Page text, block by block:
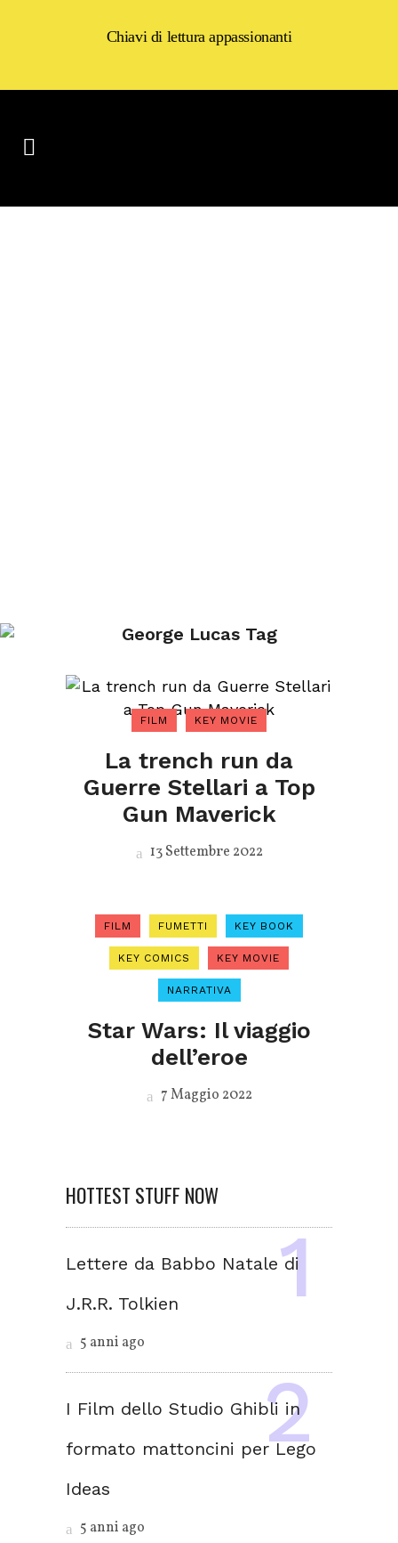
Chiavi di lettura appassionanti
George Lucas Tag
FILM KEY MOVIE
La trench run da
Guerre Stellari a Top
Gun Maverick
13 Settembre 2022
FILM FUMETTI KEY BOOK
KEY COMICS KEY MOVIE
NARRATIVA
Star Wars: Il viaggio
dell’eroe
7 Maggio 2022
HOTTEST STUFF NOW
Lettere da Babbo Natale di
J.R.R. Tolkien
5 anni ago
I Film dello Studio Ghibli in
formato mattoncini per Lego
Ideas
5 anni ago